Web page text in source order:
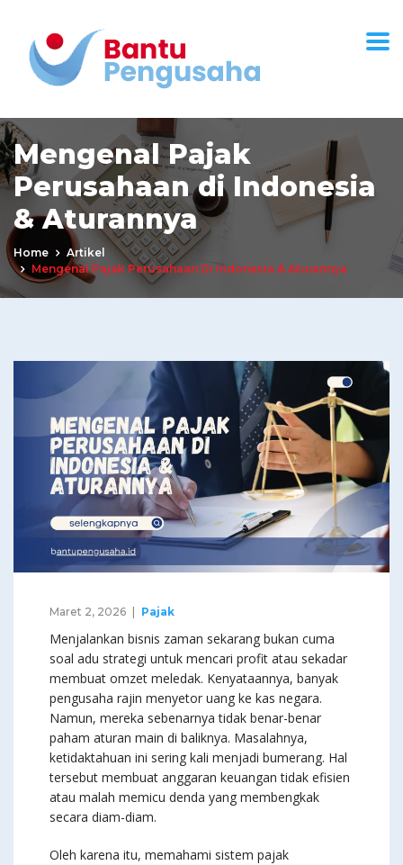
Mengenal Pajak
Perusahaan di Indonesia
& Aturannya
Home
Artikel
Mengenal Pajak Perusahaan Di Indonesia & Aturannya
Maret 2, 2026 Pajak
Menjalankan bisnis zaman sekarang bukan cuma
soal adu strategi untuk mencari profit atau sekadar
membuat omzet meledak. Kenyataannya, banyak
pengusaha rajin menyetor uang ke kas negara.
Namun, mereka sebenarnya tidak benar-benar
paham aturan main di baliknya. Masalahnya,
ketidaktahuan ini sering kali menjadi bumerang. Hal
tersebut membuat anggaran keuangan tidak efisien
atau malah memicu denda yang membengkak
secara diam-diam.
Oleh karena itu, memahami sistem pajak